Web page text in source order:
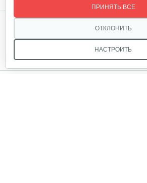
НАСТРОИТЬ
ОТКЛОНИТЬ
ПРИНЯТЬ ВСЕ